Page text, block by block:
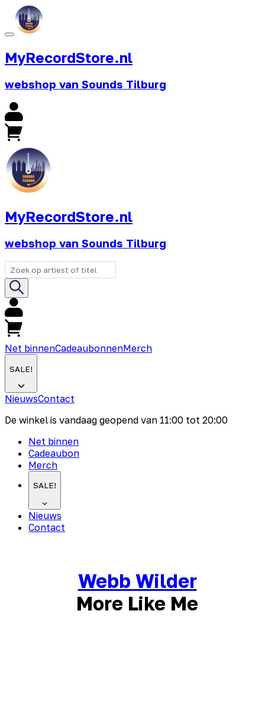
MyRecordStore.nl
webshop van Sounds Tilburg
MyRecordStore.nl
webshop van Sounds Tilburg
Net binnenCadeaubonnenMerch
SALE!
NieuwsContact
De winkel is vandaag geopend van 11:00 tot 20:00
Net binnen
Cadeaubon
Merch
SALE!
Nieuws
Contact
Webb Wilder
More Like Me